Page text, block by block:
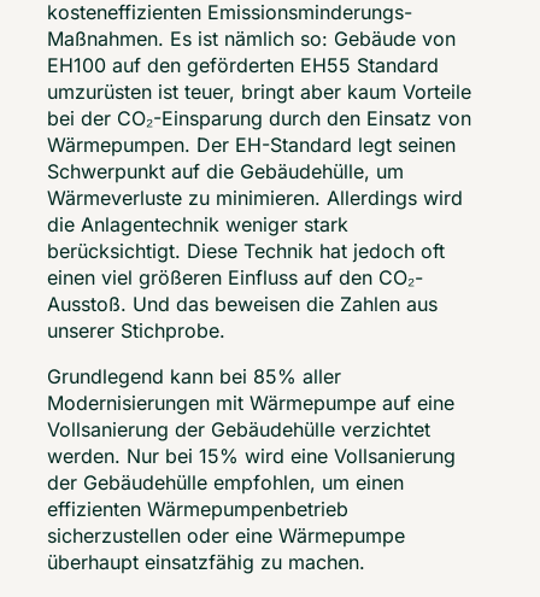
kosteneffizienten Emissionsminderungs-
Maßnahmen. Es ist nämlich so: Gebäude von
EH100 auf den geförderten EH55 Standard
umzurüsten ist teuer, bringt aber kaum Vorteile
bei der CO₂-Einsparung durch den Einsatz von
Wärmepumpen. Der EH-Standard legt seinen
Schwerpunkt auf die Gebäudehülle, um
Wärmeverluste zu minimieren. Allerdings wird
die Anlagentechnik weniger stark
berücksichtigt. Diese Technik hat jedoch oft
einen viel größeren Einfluss auf den CO₂-
Ausstoß. Und das beweisen die Zahlen aus
unserer Stichprobe.
Grundlegend kann bei 85% aller
Modernisierungen mit Wärmepumpe auf eine
Vollsanierung der Gebäudehülle verzichtet
werden. Nur bei 15% wird eine Vollsanierung
der Gebäudehülle empfohlen, um einen
effizienten Wärmepumpenbetrieb
sicherzustellen oder eine Wärmepumpe
überhaupt einsatzfähig zu machen.